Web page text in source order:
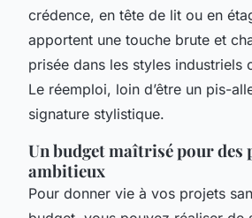
crédence, en tête de lit ou en
apportent une touche brute et
prisée dans les styles industriels
Le réemploi, loin d’être un pis-
signature stylistique.
Un budget maîtrisé pour des
ambitieux
Pour donner vie à vos projets